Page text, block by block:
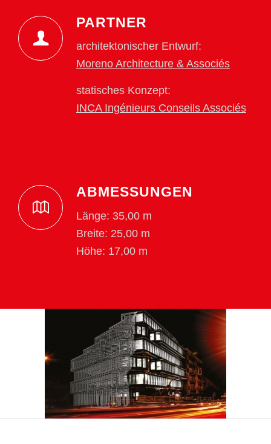
PARTNER
architektonischer Entwurf:
Moreno Architecture & Associés
statisches Konzept:
INCA Ingénieurs Conseils Associés
ABMESSUNGEN
Länge: 35,00 m
Breite: 25,00 m
Höhe: 17,00 m